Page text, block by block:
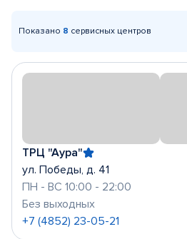
Показано 8 сервисных центров
ТРЦ "Аура"
ул. Победы, д. 41
ПН - ВС 10:00 - 22:00
Без выходных
+7 (4852) 23-05-21